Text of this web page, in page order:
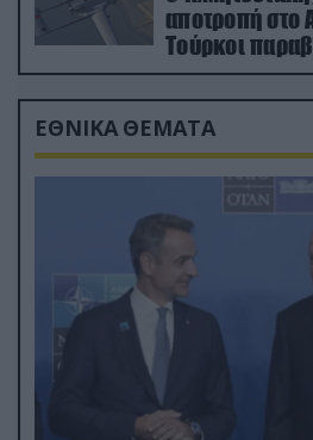
αποτροπή στο
Τούρκοι
drone
ΕΘΝΙΚΑ ΘΕΜΑΤΑ